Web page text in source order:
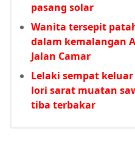
pasang solar
Wanita tersepit
dalam kemalangan
Jalan Camar
Lelaki sempat
lori sarat muatan
tiba terbakar